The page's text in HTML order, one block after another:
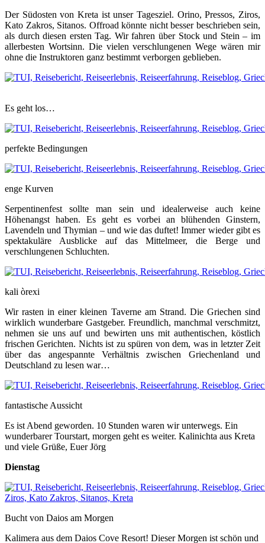
Der Südosten von Kreta ist unser Tagesziel. Orino, Pressos, Ziros,
Kato Zakros, Sitanos. Offroad könnte nicht besser beschrieben sein,
als durch diesen ersten Tag. Wir fahren über Stock und Stein – im
allerbesten Wortsinn. Die vielen verschlungenen Wege wären mir
ohne die Instruktoren ganz bestimmt verborgen geblieben.
Es geht los…
perfekte Bedingungen
enge Kurven
Serpentinenfest sollte man sein und idealerweise auch keine
Höhenangst haben. Es geht es vorbei an blühenden Ginstern,
Lavendeln und Thymian – und wie das duftet! Immer wieder gibt es
spektakuläre Ausblicke auf das Mittelmeer, die Berge und
verschlungenen Schluchten.
kali òrexi
Wir rasten in einer kleinen Taverne am Strand. Die Griechen sind
wirklich wunderbare Gastgeber. Freundlich, manchmal verschmitzt,
nehmen sie uns auf und bewirten uns mit authentischen, köstlich
frischen Gerichten. Nichts ist zu spüren von dem, was in letzter Zeit
über das angespannte Verhältnis zwischen Griechenland und
Deutschland zu lesen war…
fantastische Aussicht
Es ist Abend geworden. 10 Stunden waren wir unterwegs. Ein
wunderbarer Tourstart, morgen geht es weiter. Kalinichta aus Kreta
und viele Grüße, Euer Jörg
Dienstag
Bucht von Daios am Morgen
Kalimera aus dem Daios Cove Resort! Dieser Morgen ist schön und